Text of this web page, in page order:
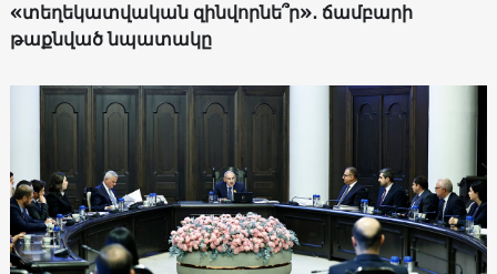
«տեղեկատվական զինվորնե՞ր»․ ճամբարի
թաքնված նպատակը